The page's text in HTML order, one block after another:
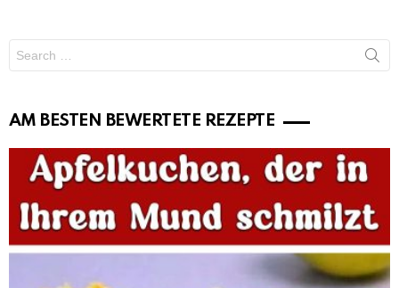
for:
AM BESTEN BEWERTETE REZEPTE